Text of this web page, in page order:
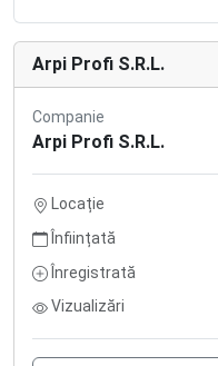
Arpi Profi S.R.L.
Companie
Arpi Profi S.R.L.
Locație
Înființată
Înregistrată
Vizualizări